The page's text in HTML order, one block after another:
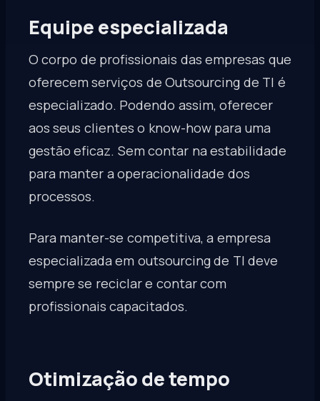
Equipe especializada
O corpo de profissionais das empresas que
oferecem serviços de Outsourcing de TI é
especializado. Podendo assim, oferecer
aos seus clientes o know-how para uma
gestão eficaz. Sem contar na estabilidade
para manter a operacionalidade dos
processos.
Para manter-se competitiva, a empresa
especializada em outsourcing de TI deve
sempre se reciclar e contar com
profissionais capacitados.
Otimização de tempo